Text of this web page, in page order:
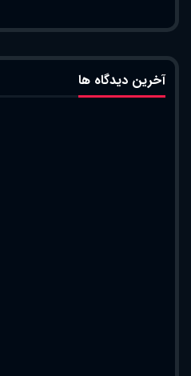
آخرین دیدگاه ها